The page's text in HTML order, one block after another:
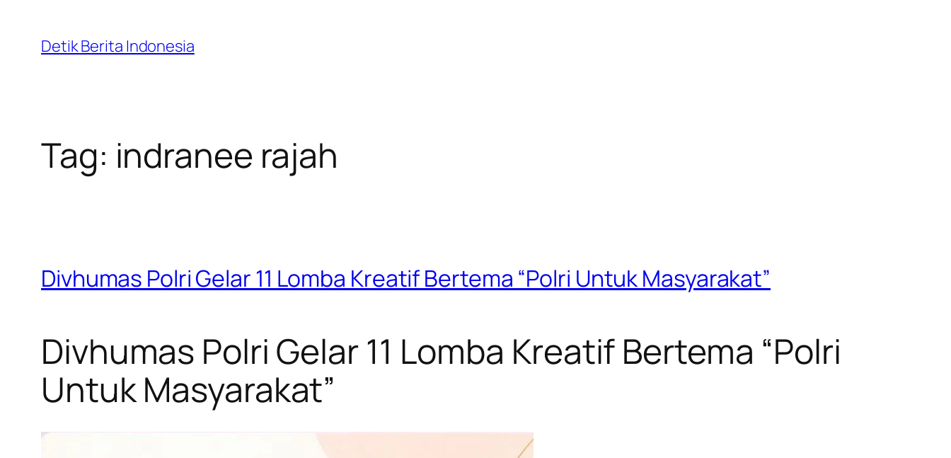
content
Detik Berita Indonesia
Tag: indranee rajah
Divhumas Polri Gelar 11 Lomba Kreatif Bertema “Polri Untuk Masyarakat”
Divhumas Polri Gelar 11 Lomba Kreatif Bertema “Polri
Untuk Masyarakat”